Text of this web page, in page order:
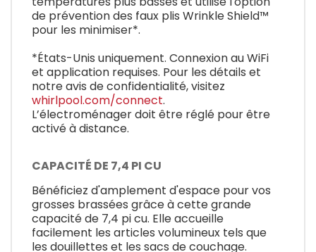
de prévention des faux plis Wrinkle Shield™
pour les minimiser*.
*États-Unis uniquement. Connexion au WiFi
et application requises. Pour les détails et
notre avis de confidentialité, visitez
whirlpool.com/connect.
L’électroménager doit être réglé pour être
activé à distance.
CAPACITÉ DE 7,4 PI CU
Bénéficiez d'amplement d'espace pour vos
grosses brassées grâce à cette grande
capacité de 7,4 pi cu. Elle accueille
facilement les articles volumineux tels que
les douillettes et les sacs de couchage.